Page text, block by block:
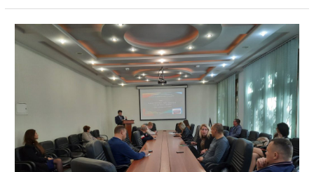
по
обучению
студентов
распознаванию
противоправного
в
сети
Крымском
федеральном